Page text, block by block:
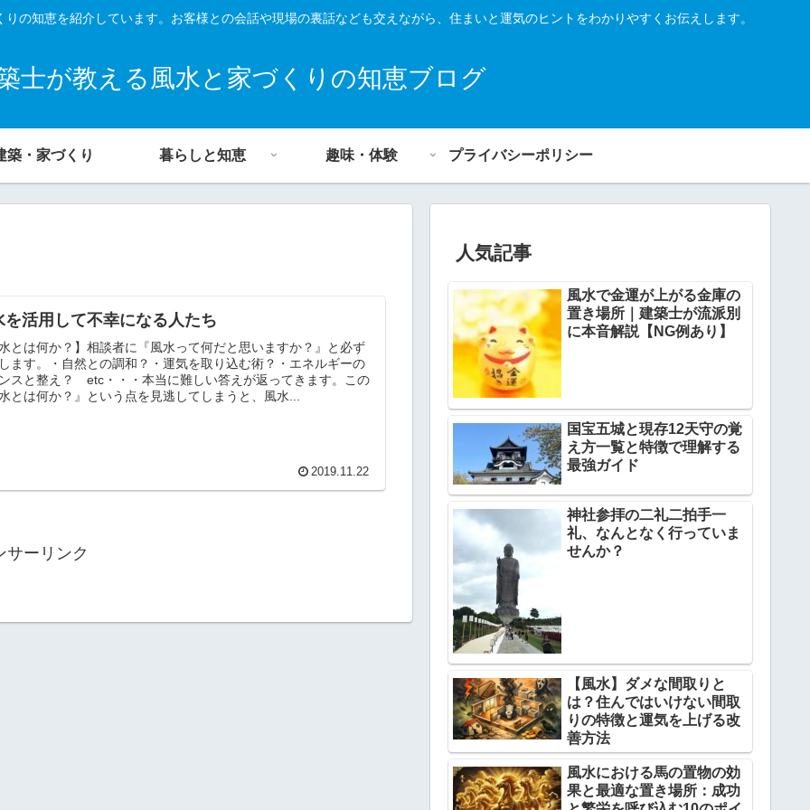
の知恵を紹介しています。お客様との会話や現場の裏話なども交えながら、住まいと運気のヒントをわかりやすくお伝えします。
士が教える風水と家づくりの知恵ブログ
築・家づくり 暮らしと知恵 趣味・体験 プライバシーポリシー
を活用して不幸になる人たち
とは何か？】相談者に『風水って何だと思いますか？』と必ず
ます。・自然との調和？・運気を取り込む術？・エネルギーの
スと整え？ etc・・・本当に難しい答えが返ってきます。この
とは何か？』という点を見逃してしまうと、風水...
2019.11.22
サーリンク
人気記事
風水で金運が上がる金庫の
置き場所｜建築士が流派別
に本音解説【NG例あり】
国宝五城と現存12天守の覚
え方一覧と特徴で理解する
最強ガイド
神社参拝の二礼二拍手一
礼、なんとなく行っていま
せんか？
【風水】ダメな間取りと
は？住んではいけない間取
りの特徴と運気を上げる改
善方法
風水における馬の置物の効
果と最適な置き場所：成功